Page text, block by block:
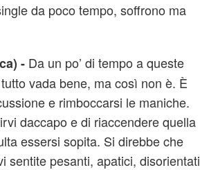
da poco tempo, soffrono ma
- Da un po’ di tempo a queste
vada bene, ma così non è. È
e rimboccarsi le maniche.
daccapo e di riaccendere quella
essersi sopita. Si direbbe che
sentite pesanti, apatici, disorientati